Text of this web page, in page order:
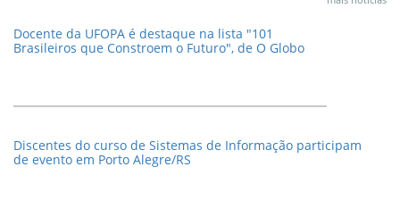
Docente da UFOPA é destaque na lista "101
Brasileiros que Constroem o Futuro", de O Globo
Discentes do curso de Sistemas de Informação participam
de evento em Porto Alegre/RS